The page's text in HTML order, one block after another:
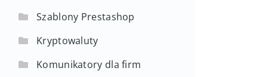
Szablony Prestashop
Kryptowaluty
Komunikatory dla firm